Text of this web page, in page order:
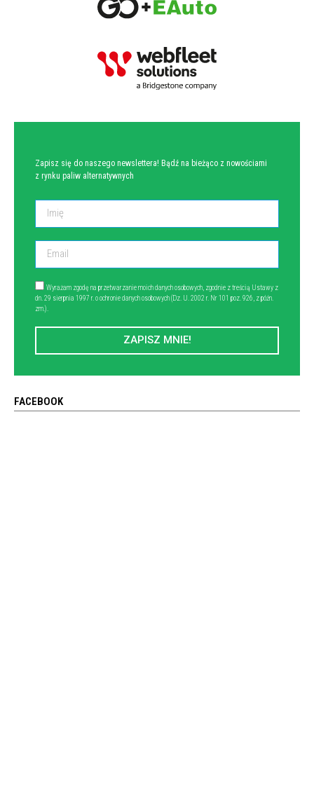
Zapisz się do naszego newslettera! Bądź na bieżąco z nowościami
z rynku paliw alternatywnych
Wyrażam zgodę na przetwarzanie moich danych osobowych, zgodnie z treścią Ustawy z
dn. 29 sierpnia 1997 r. o ochronie danych osobowych (Dz. U. 2002 r. Nr 101 poz. 926, z późn.
zm.).
ZAPISZ MNIE!
FACEBOOK